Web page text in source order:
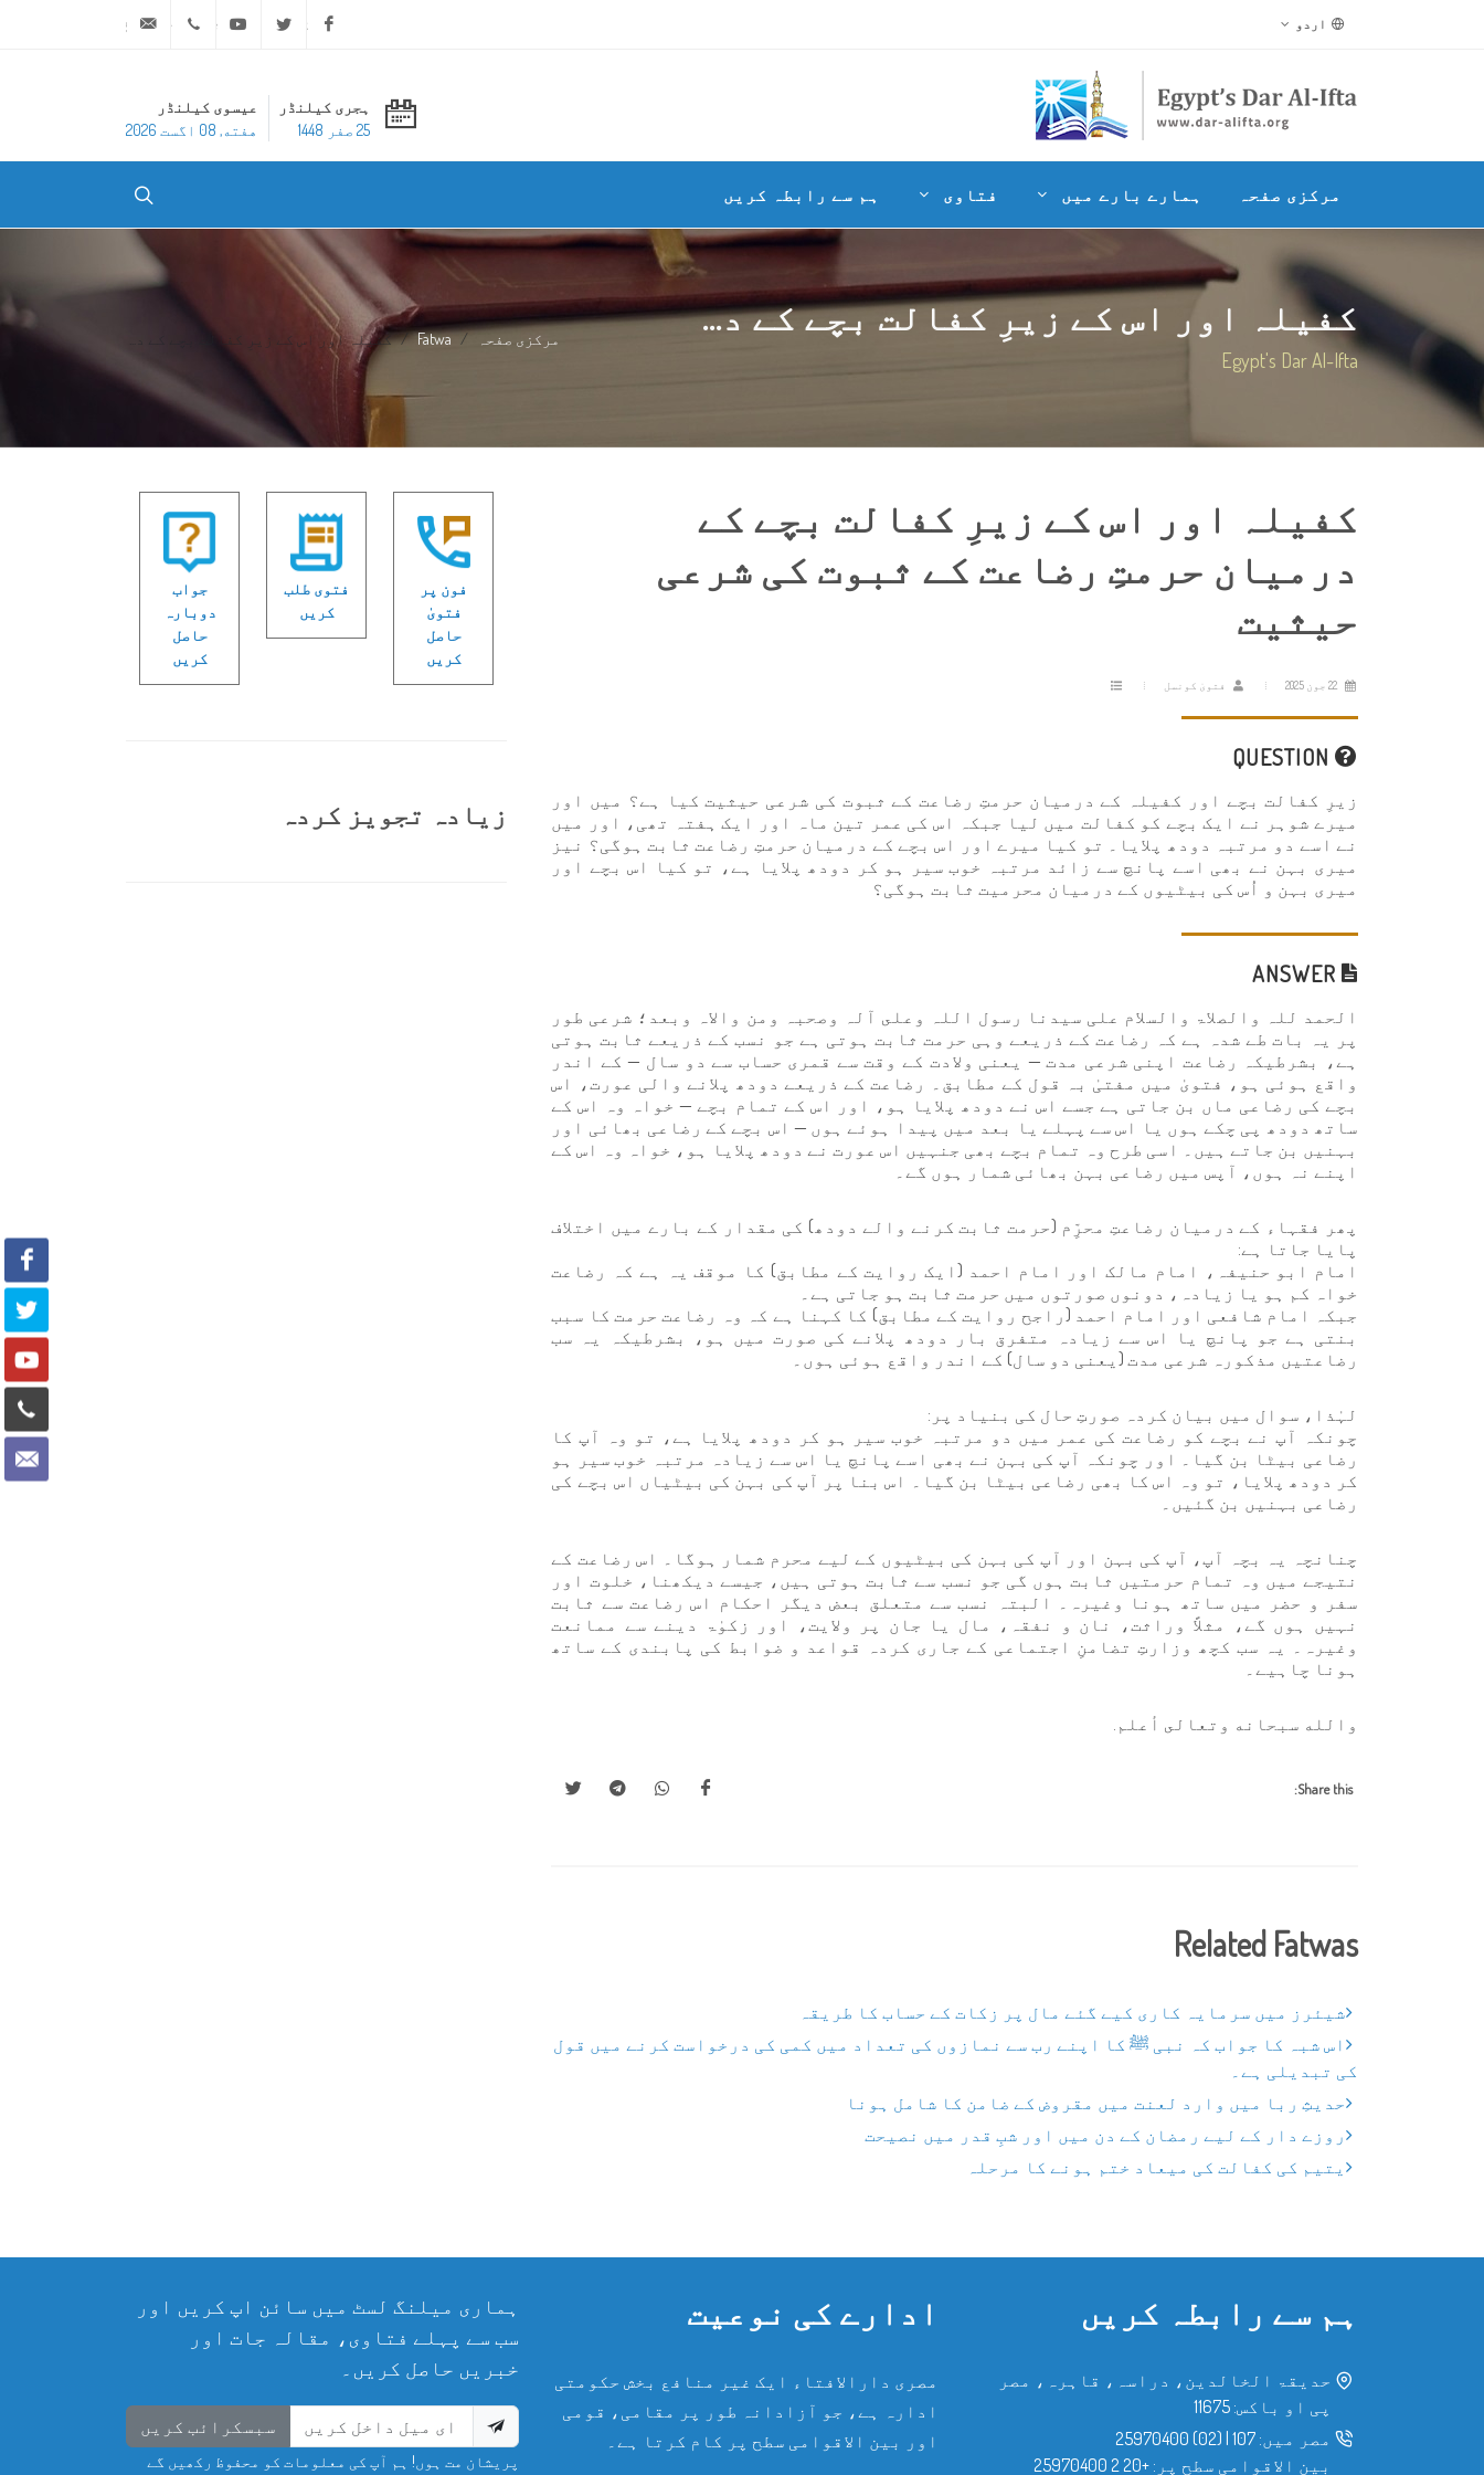
اردو Facebook
Twitter
Youtube
ہجری کیلنڈر
25 صفر 1448
عیسوی کیلنڈر
هفته, 08 اگست 2026
مرکزی صفحہ ہمارے بارے میں فتاوی ہم سے رابطہ کریں
کفیلہ اور اس کے زیرِ کفالت بچے کے د...
Egypt's Dar Al-Ifta
مرکزی صفحہ Fatwa کفیلہ اور اس کے زیرِ کفالت بچے کے د...
کفیلہ اور اس کے زیرِ کفالت بچے کے
درمیان حرمتِ رضاعت کے ثبوت کی شرعی
حیثیت
فتویٰ کونسل
زیرِ کفالت بچے اور کفیلہ کے درمیان حرمتِ رضاعت کے ثبوت کی شرعی حیثیت کیا ہے؟ میں اور
میرے شوہر نے ایک بچے کو کفالت میں لیا جبکہ اس کی عمر تین ماہ اور ایک ہفتہ تھی، اور میں
نے اسے دو مرتبہ دودھ پلایا۔ تو کیا میرے اور اس بچے کے درمیان حرمتِ رضاعت ثابت ہوگی؟ نیز
میری بہن نے بھی اسے پانچ سے زائد مرتبہ خوب سیر ہو کر دودھ پلایا ہے، تو کیا اس بچے اور
میری بہن و اُس کی بیٹیوں کے درمیان محرمیت ثابت ہوگی؟
الحمد للہ والصلاۃ والسلام علی سیدنا رسول اللہ وعلى آلہ وصحبہ ومن والاہ وبعد؛ شرعی طور
پر یہ بات طے شدہ ہے کہ رضاعت کے ذریعے وہی حرمت ثابت ہوتی ہے جو نسب کے ذریعے ثابت ہوتی
ہے، بشرطیکہ رضاعت اپنی شرعی مدت — یعنی ولادت کے وقت سے قمری حساب سے دو سال — کے اندر
واقع ہوئی ہو، فتویٰ میں مفتیٰ بہ قول کے مطابق۔ رضاعت کے ذریعے دودھ پلانے والی عورت، اس
بچے کی رضاعی ماں بن جاتی ہے جسے اس نے دودھ پلایا ہو، اور اس کے تمام بچے — خواہ وہ اس کے
ساتھ دودھ پی چکے ہوں یا اس سے پہلے یا بعد میں پیدا ہوئے ہوں — اس بچے کے رضاعی بھائی اور
بہنیں بن جاتے ہیں۔ اسی طرح وہ تمام بچے بھی جنہیں اس عورت نے دودھ پلایا ہو، خواہ وہ اس کے
اپنے نہ ہوں، آپس میں رضاعی بہن بھائی شمار ہوں گے۔
پھر فقہاء کے درمیان رضاعتِ محرِّم (حرمت ثابت کرنے والے دودھ) کی مقدار کے بارے میں اختلاف
پایا جاتا ہے:
امام ابو حنیفہ، امام مالک اور امام احمد (ایک روایت کے مطابق) کا موقف یہ ہے کہ رضاعت
خواہ کم ہو یا زیادہ، دونوں صورتوں میں حرمت ثابت ہو جاتی ہے۔
جبکہ امام شافعی اور امام احمد (راجح روایت کے مطابق) کا کہنا ہے کہ وہ رضاعت حرمت کا سبب
بنتی ہے جو پانچ یا اس سے زیادہ متفرق بار دودھ پلانے کی صورت میں ہو، بشرطیکہ یہ سب
رضاعتیں مذکورہ شرعی مدت (یعنی دو سال) کے اندر واقع ہوئی ہوں۔
لہٰذا، سوال میں بیان کردہ صورتِ حال کی بنیاد پر:
چونکہ آپ نے بچے کو رضاعت کی عمر میں دو مرتبہ خوب سیر ہو کر دودھ پلایا ہے، تو وہ آپ کا
رضاعی بیٹا بن گیا۔ اور چونکہ آپ کی بہن نے بھی اسے پانچ یا اس سے زیادہ مرتبہ خوب سیر ہو
کر دودھ پلایا، تو وہ اس کا بھی رضاعی بیٹا بن گیا۔ اس بنا پر آپ کی بہن کی بیٹیاں اس بچے کی
رضاعی بہنیں بن گئیں۔
چنانچہ یہ بچہ آپ، آپ کی بہن اور آپ کی بہن کی بیٹیوں کے لیے محرم شمار ہوگا۔ اس رضاعت کے
نتیجے میں وہ تمام حرمتیں ثابت ہوں گی جو نسب سے ثابت ہوتی ہیں، جیسے دیکھنا، خلوت اور
سفر و حضر میں ساتھ ہونا وغیرہ۔ البتہ نسب سے متعلق بعض دیگر احکام اس رضاعت سے ثابت
نہیں ہوں گے، مثلاً وراثت، نان و نفقہ، مال یا جان پر ولایت، اور زکوٰۃ دینے سے ممانعت
وغیرہ۔ یہ سب کچھ وزارتِ تضامنِ اجتماعی کے جاری کردہ قواعد و ضوابط کی پابندی کے ساتھ
ہونا چاہیے۔
والله سبحانه وتعالى أعلم.
Share this:
Related Fatwas
شیئرز میں سرمایہ کاری کیے گئے مال پر زکات کے حساب کا طریقہ
اس شبہ کا جواب کہ نبی ﷺ کا اپنے رب سے نمازوں کی تعداد میں کمی کی درخواست کرنے میں قول
کی تبدیلی ہے۔
حدیثِ ربا میں وارد لعنت میں مقروض کے ضامن کا شامل ہونا
روزے دار کے لیے رمضان کے دن میں اور شبِ قدر میں نصیحت
یتیم کی کفالت کی میعاد ختم ہونے کا مرحلہ
فون پر
فتویٰ
حاصل
کریں
فتوی طلب
کریں
جواب
دوبارہ
حاصل
کریں
زیادہ تجویز کردہ
ہم سے رابطہ کریں
حدیقۃ الخالدین، دراسہ، قاہرہ، مصر
پی او باکس: 11675
مصر میں: 107
(02) 25970400
بین الاقوامی سطح پر: +20 2 25970400
ادارے کی نوعیت
مصری دارالافتاء ایک غیر منافع بخش حکومتی
ادارہ ہے، جو آزادانہ طور پر مقامی، قومی
اور بین الاقوامی سطح پر کام کرتا ہے۔
ہماری میلنگ لسٹ میں سائن اپ کریں اور
سب سے پہلے فتاوی، مقالہ جات اور
خبریں حاصل کریں۔
سبسکرائب کریں
پریشان مت ہوں! ہم آپ کی معلومات کو محفوظ رکھیں گے